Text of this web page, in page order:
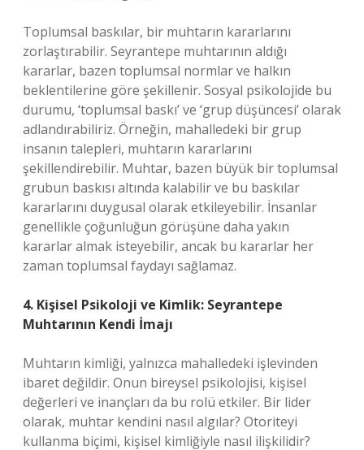
Toplumsal baskılar, bir muhtarın kararlarını
zorlaştırabilir. Seyrantepe muhtarının aldığı
kararlar, bazen toplumsal normlar ve halkın
beklentilerine göre şekillenir. Sosyal psikolojide bu
durumu, ‘toplumsal baskı’ ve ‘grup düşüncesi’ olarak
adlandırabiliriz. Örneğin, mahalledeki bir grup
insanın talepleri, muhtarın kararlarını
şekillendirebilir. Muhtar, bazen büyük bir toplumsal
grubun baskısı altında kalabilir ve bu baskılar
kararlarını duygusal olarak etkileyebilir. İnsanlar
genellikle çoğunluğun görüşüne daha yakın
kararlar almak isteyebilir, ancak bu kararlar her
zaman toplumsal faydayı sağlamaz.
4. Kişisel Psikoloji ve Kimlik: Seyrantepe
Muhtarının Kendi İmajı
Muhtarın kimliği, yalnızca mahalledeki işlevinden
ibaret değildir. Onun bireysel psikolojisi, kişisel
değerleri ve inançları da bu rolü etkiler. Bir lider
olarak, muhtar kendini nasıl algılar? Otoriteyi
kullanma biçimi, kişisel kimliğiyle nasıl ilişkilidir?